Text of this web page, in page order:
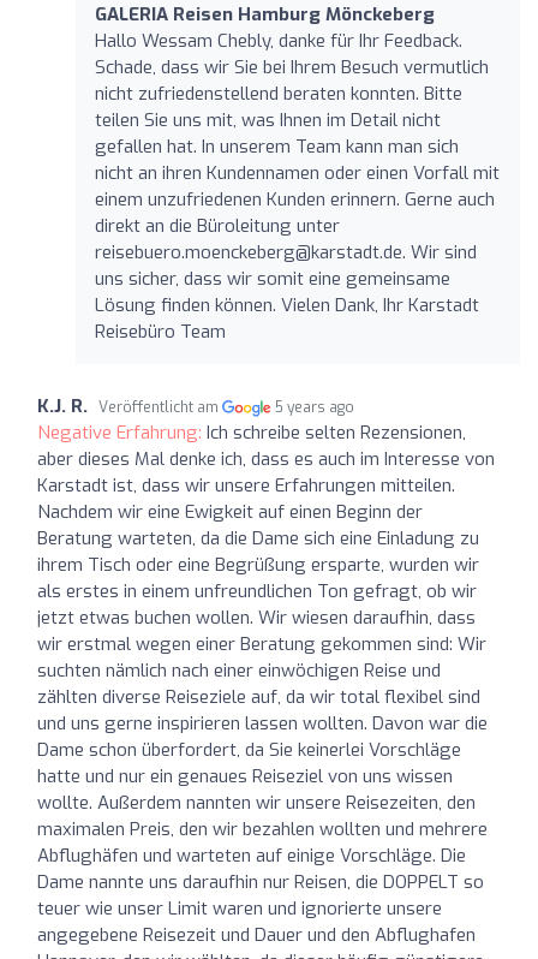
GALERIA Reisen Hamburg Mönckeberg
Hallo Wessam Chebly, danke für Ihr Feedback.
Schade, dass wir Sie bei Ihrem Besuch vermutlich
nicht zufriedenstellend beraten konnten. Bitte
teilen Sie uns mit, was Ihnen im Detail nicht
gefallen hat. In unserem Team kann man sich
nicht an ihren Kundennamen oder einen Vorfall mit
einem unzufriedenen Kunden erinnern. Gerne auch
direkt an die Büroleitung unter
reisebuero.moenckeberg@karstadt.de. Wir sind
uns sicher, dass wir somit eine gemeinsame
Lösung finden können. Vielen Dank, Ihr Karstadt
Reisebüro Team
K.J. R. Veröffentlicht am 5 years ago
Negative Erfahrung: Ich schreibe selten Rezensionen,
aber dieses Mal denke ich, dass es auch im Interesse von
Karstadt ist, dass wir unsere Erfahrungen mitteilen.
Nachdem wir eine Ewigkeit auf einen Beginn der
Beratung warteten, da die Dame sich eine Einladung zu
ihrem Tisch oder eine Begrüßung ersparte, wurden wir
als erstes in einem unfreundlichen Ton gefragt, ob wir
jetzt etwas buchen wollen. Wir wiesen daraufhin, dass
wir erstmal wegen einer Beratung gekommen sind: Wir
suchten nämlich nach einer einwöchigen Reise und
zählten diverse Reiseziele auf, da wir total flexibel sind
und uns gerne inspirieren lassen wollten. Davon war die
Dame schon überfordert, da Sie keinerlei Vorschläge
hatte und nur ein genaues Reiseziel von uns wissen
wollte. Außerdem nannten wir unsere Reisezeiten, den
maximalen Preis, den wir bezahlen wollten und mehrere
Abflughäfen und warteten auf einige Vorschläge. Die
Dame nannte uns daraufhin nur Reisen, die DOPPELT so
teuer wie unser Limit waren und ignorierte unsere
angegebene Reisezeit und Dauer und den Abflughafen